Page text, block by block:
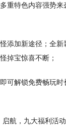
重特色内容强势
添加新途径；全
掉宝惊喜不断；
可解锁免费畅玩
航，九大福利活动